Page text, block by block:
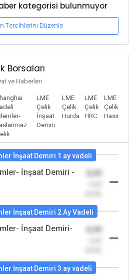
kategorisi bulunmuyor
Tercihlerini Düzenle
Borsaları
ve Haberleri
LME
Çelik
İnşaat
Demiri
LME
Çelik
Hurda
LME
Çelik
HRC
LME
Çelik
Hasır
İnşaat Demiri 1 ay vadeli
İnşaat Demiri -
İnşaat Demiri 2 Ay Vadeli
İnşaat Demiri-
İnşaat Demiri 3 ay vadeli